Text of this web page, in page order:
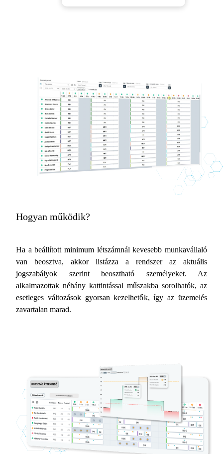
Hogyan működik?
Ha a beállított minimum létszámnál kevesebb munkavállaló
van beosztva, akkor listázza a rendszer az aktuális
jogszabályok szerint beosztható személyeket. Az
alkalmazottak néhány kattintással műszakba sorolhatók, az
esetleges változások gyorsan kezelhetők, így az üzemelés
zavartalan marad.